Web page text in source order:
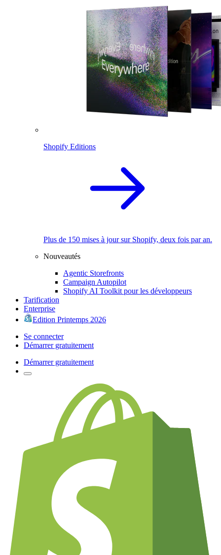
Shopify Editions
Plus de 150 mises à jour sur Shopify, deux fois par an.
Nouveautés
Agentic Storefronts
Campaign Autopilot
Shopify AI Toolkit pour les développeurs
Tarification
Enterprise
Edition Printemps 2026
Se connecter
Démarrer gratuitement
Démarrer gratuitement